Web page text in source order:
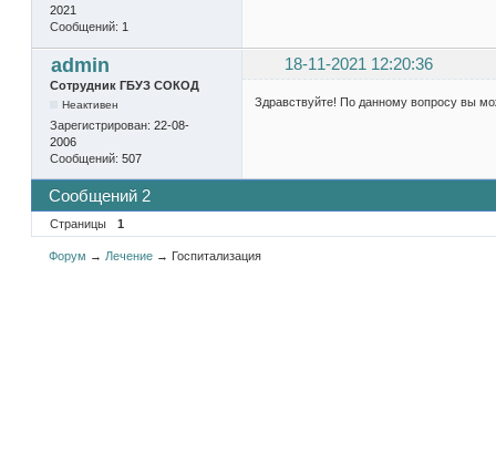
2021
Сообщений: 1
admin 18-11-2021 12:20:36
Сотрудник ГБУЗ СОКОД
Неактивен
Зарегистрирован: 22-08-
2006
Сообщений: 507
Здравствуйте! По данному вопросу вы
Сообщений 2
Страницы 1
Форум → Лечение → Госпитализация